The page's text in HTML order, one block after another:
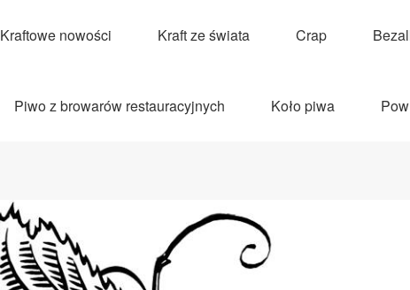
Kraftowe nowości Kraft ze świata Crap
Piwo z browarów restauracyjnych Koło piwa